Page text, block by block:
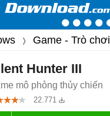
Game - Trò chơi
Hunter III
mô phỏng thủy chiến
22.771